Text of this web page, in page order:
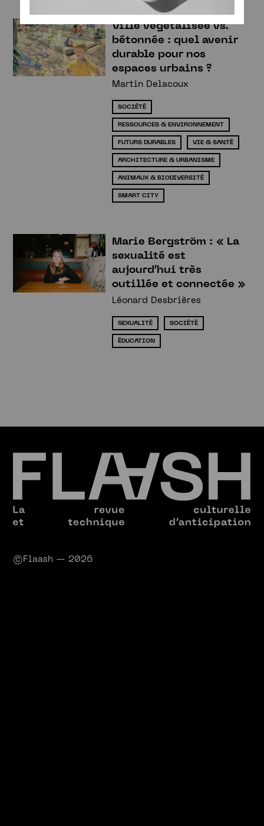
Newsletter
Ville végétalisée vs.
bétonnée : quel avenir
durable pour nos
espaces urbains ?
Martin Delacoux
SOCIÉTÉ
RESSOURCES & ENVIRONNEMENT
FUTURS DURABLES VIE & SANTÉ
ARCHITECTURE & URBANISME
ANIMAUX & BIODIVERSITÉ
SMART CITY
Marie Bergström : « La
sexualité est
aujourd‘hui très
outillée et connectée »
Léonard Desbrières
SEXUALITÉ SOCIÉTÉ
ÉDUCATION
©Flaash — 2026